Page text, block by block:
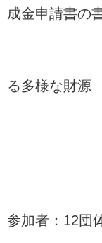
成金申請書の
◆資金
◆地域活
る多様な財源
◆寄
◆助
◆ワ
参加者：12団